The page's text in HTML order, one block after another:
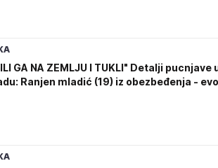
GA NA ZEMLJU I TUKLI" Detalji pucnjave
Ranjen mladić (19) iz obezbeđenja -